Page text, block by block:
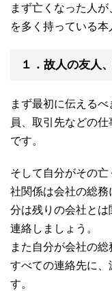
まず亡くなった人
を多く持っている本
１．故人の友人
まず最初に伝える
員、取引先などの
です。
そして自分がその
社関係は会社の総
分は残りの会社と
連絡しましょう。
また自分が会社の
すべての連絡先に
す。